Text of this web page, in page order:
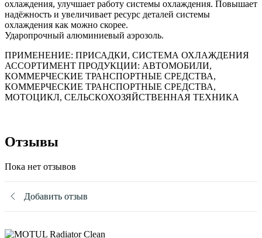
охлаждения, улучшает работу системы охлаждения. Повышает
надёжность и увеличивает ресурс деталей системы
охлаждения как можно скорее.
Ударопрочный алюминиевый аэрозоль.
ПРИМЕНЕНИЕ: ПРИСАДКИ, СИСТЕМА ОХЛАЖДЕНИЯ
АССОРТИМЕНТ ПРОДУКЦИИ: АВТОМОБИЛИ,
КОММЕРЧЕСКИЕ ТРАНСПОРТНЫЕ СРЕДСТВА,
КОММЕРЧЕСКИЕ ТРАНСПОРТНЫЕ СРЕДСТВА,
МОТОЦИКЛ, СЕЛЬСКОХОЗЯЙСТВЕННАЯ ТЕХНИКА
Отзывы
Пока нет отзывов
Добавить отзыв